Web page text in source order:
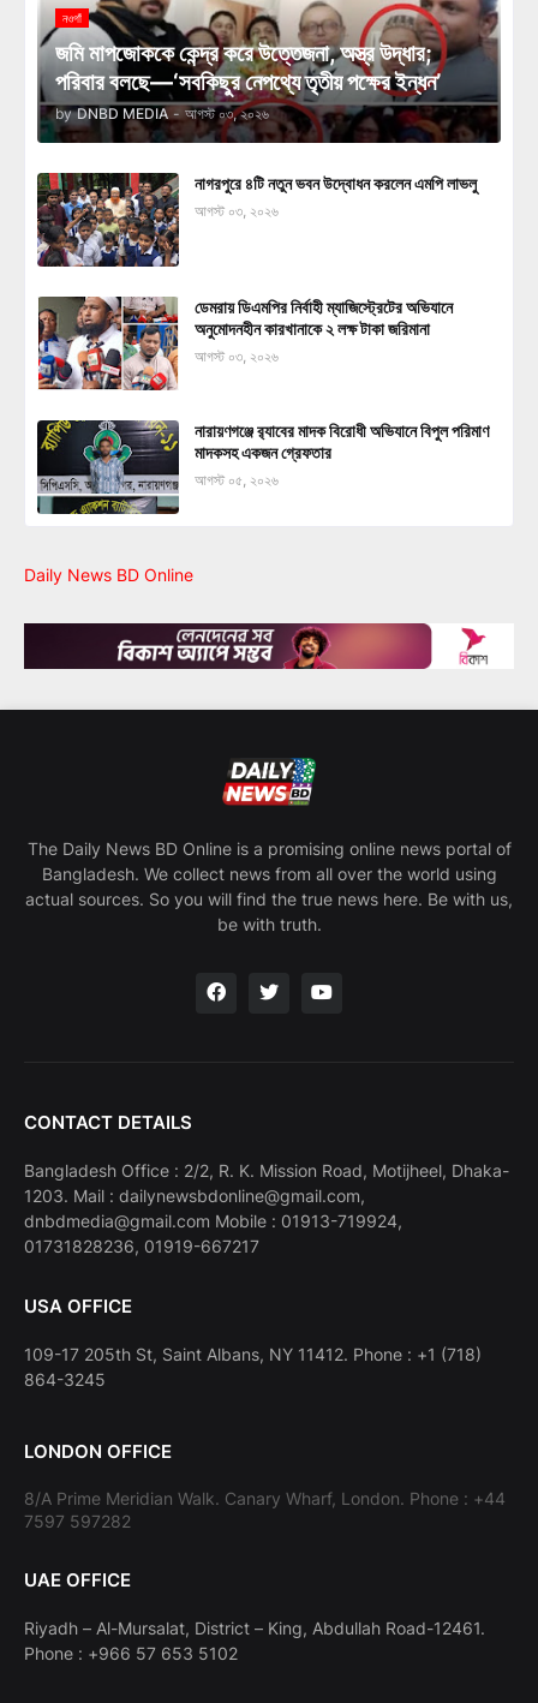
নওগাঁ
জমি মাপজোককে কেন্দ্র করে উত্তেজনা, অস্ত্র উদ্ধার;
পরিবার বলছে—‘সবকিছুর নেপথ্যে তৃতীয় পক্ষের ইন্ধন’
by DNBD MEDIA - আগস্ট ০৩, ২০২৬
নাগরপুরে ৪টি নতুন ভবন উদ্বোধন করলেন এমপি লাভলু
আগস্ট ০৩, ২০২৬
ডেমরায় ডিএমপির নির্বাহী ম্যাজিস্ট্রেটের অভিযানে
অনুমোদনহীন কারখানাকে ২ লক্ষ টাকা জরিমানা
আগস্ট ০৩, ২০২৬
নারায়ণগঞ্জে র‍্যাবের মাদক বিরোধী অভিযানে বিপুল পরিমাণ
মাদকসহ একজন গ্রেফতার
আগস্ট ০৫, ২০২৬
Daily News BD Online
The Daily News BD Online is a promising online news portal of
Bangladesh. We collect news from all over the world using
actual sources. So you will find the true news here. Be with us,
be with truth.
CONTACT DETAILS
Bangladesh Office : 2/2, R. K. Mission Road, Motijheel, Dhaka-
1203. Mail : dailynewsbdonline@gmail.com,
dnbdmedia@gmail.com Mobile : 01913-719924,
01731828236, 01919-667217
USA OFFICE
109-17 205th St, Saint Albans, NY 11412. Phone : +1 (718)
864-3245
LONDON OFFICE
8/A Prime Meridian Walk. Canary Wharf, London. Phone : +44
7597 597282
UAE OFFICE
Riyadh – Al-Mursalat, District – King, Abdullah Road-12461.
Phone : +966 57 653 5102